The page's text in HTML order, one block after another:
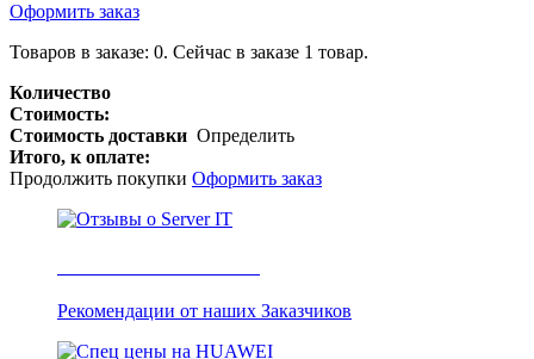
Оформить заказ
Товаров в заказе: 0. Сейчас в заказе 1 товар.
Количество
Стоимость:
Стоимость доставки Определить
Итого, к оплате:
Продолжить покупки Оформить заказ
Рекомендации от наших Заказчиков